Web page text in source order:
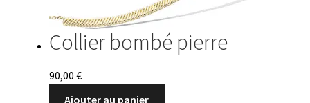
Collier bombé pierre
90,00 €
Ajouter au panier